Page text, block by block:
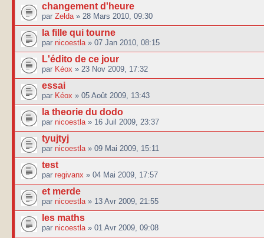
changement d'heure
par Zelda » 28 Mars 2010, 09:30
la fille qui tourne
par nicoestla » 07 Jan 2010, 08:15
L'édito de ce jour
par Kéox » 23 Nov 2009, 17:32
essai
par Kéox » 05 Août 2009, 13:43
la theorie du dodo
par nicoestla » 16 Juil 2009, 23:37
tyujtyj
par nicoestla » 09 Mai 2009, 15:11
test
par regivanx » 04 Mai 2009, 17:57
et merde
par nicoestla » 13 Avr 2009, 21:55
les maths
par nicoestla » 01 Avr 2009, 09:08